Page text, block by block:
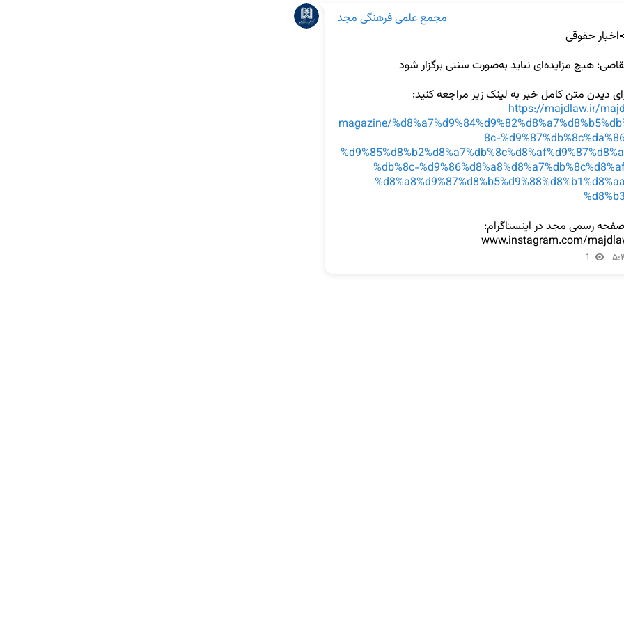
مجمع علمی فرهنگی مجد
دیدن متن کامل خبر به لینک زیر مراجعه کنید:
https://majdlaw.ir/
magazine/
8c-
%db%8c-
www.instagram.com/
1